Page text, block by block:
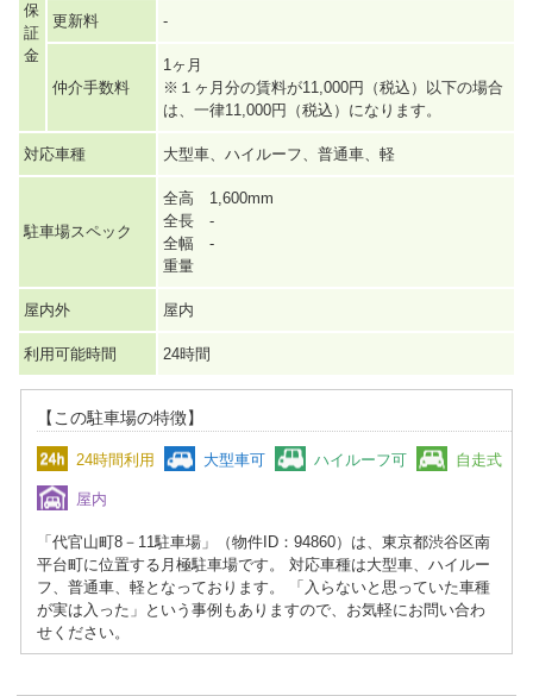
保
証
金
更新料 -
仲介手数料
1ヶ月
※１ヶ月分の賃料が11,000円（税込）以下の場合
は、一律11,000円（税込）になります。
対応車種 大型車、ハイルーフ、普通車、軽
駐車場スペック
全高 1,600mm
全長 -
全幅 -
重量
屋内外 屋内
利用可能時間 24時間
【この駐車場の特徴】
24時間利用 大型車可 ハイルーフ可 自走式
屋内
「代官山町8－11駐車場」（物件ID：94860）は、東京都渋谷区南
平台町に位置する月極駐車場です。 対応車種は大型車、ハイルー
フ、普通車、軽となっております。 「入らないと思っていた車種
が実は入った」という事例もありますので、お気軽にお問い合わ
せください。